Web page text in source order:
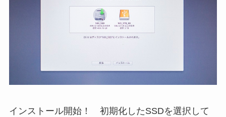
インストール開始！ 初期化したSSDを選択して